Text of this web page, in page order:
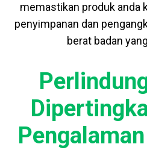
memastikan produk anda
penyimpanan dan
berat badan